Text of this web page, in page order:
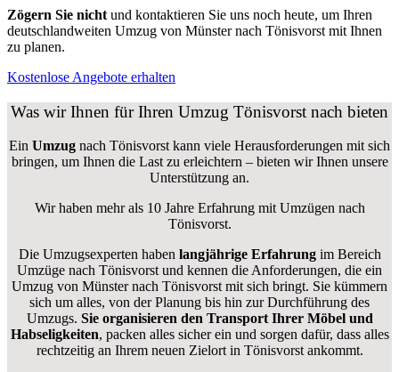
Zögern Sie nicht und kontaktieren Sie uns noch heute, um Ihren
deutschlandweiten Umzug von Münster nach Tönisvorst mit Ihnen
zu planen.
Kostenlose Angebote erhalten
Was wir Ihnen für Ihren Umzug Tönisvorst nach bieten
Ein Umzug nach Tönisvorst kann viele Herausforderungen mit sich
bringen, um Ihnen die Last zu erleichtern – bieten wir Ihnen unsere
Unterstützung an.
Wir haben mehr als 10 Jahre Erfahrung mit Umzügen nach
Tönisvorst.
Die Umzugsexperten haben langjährige Erfahrungim Bereich
Umzüge nach Tönisvorst und kennen die Anforderungen, die ein
Umzug von Münster nach Tönisvorst mit sich bringt. Sie kümmern
sich um alles, von der Planung bis hin zur Durchführung des
Umzugs. Sie organisieren den Transport Ihrer Möbel und
Habseligkeiten, packen alles sicher ein und sorgen dafür, dass alles
rechtzeitig an Ihrem neuen Zielort in Tönisvorst ankommt.